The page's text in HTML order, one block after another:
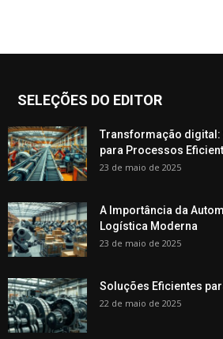
SELEÇÕES DO EDITOR
Transformação
para Processos
23 de maio de 2025
A Importância da
Logística Moderna
23 de maio de 2025
Soluções Eficientes
22 de maio de 2025